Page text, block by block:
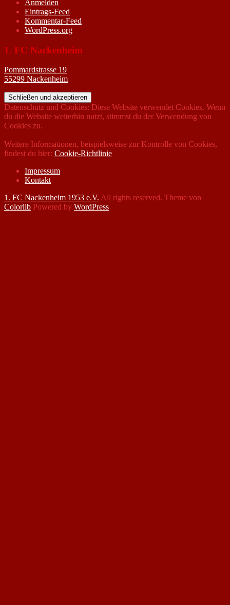
Anmelden
Eintrags-Feed
Kommentar-Feed
WordPress.org
1. FC Nackenheim
Pommardstrasse 19
55299 Nackenheim
Datenschutz und Cookies: Diese Website verwendet Cookies. Wenn
du die Website weiterhin nutzt, stimmst du der Verwendung von
Cookies zu.
Weitere Informationen, beispielsweise zur Kontrolle von Cookies,
findest du hier: Cookie-Richtlinie
Impressum
Kontakt
1. FC Nackenheim 1953 e.V. All rights reserved. Theme von
Colorlib Powered by WordPress